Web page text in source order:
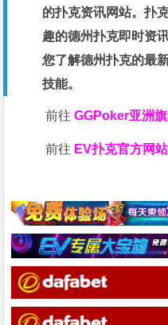
的扑克资讯网站。扑
趣的德州扑克即时资
您了解德州扑克的最
技能。
前往GGPoker亚洲
前往 EV扑克官方网站